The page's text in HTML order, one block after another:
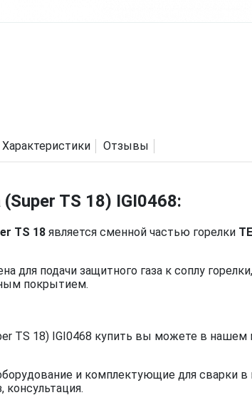
Характеристики Отзывы
TS 18) IGI0468:
TS 18 является сменной частью горелки
для подачи защитного газа к соплу
покрытием.
TS 18) IGI0468 купить вы можете в нашем
и комплектующие для сварки в
консультация.